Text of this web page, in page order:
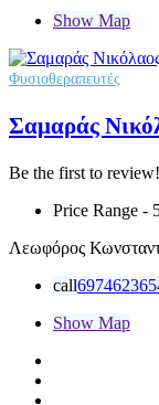
Show Map
Φυσιοθεραπευτές
Σαμαράς
Be the first to review!
Price Range -
Λεωφόρος
call
Show Map